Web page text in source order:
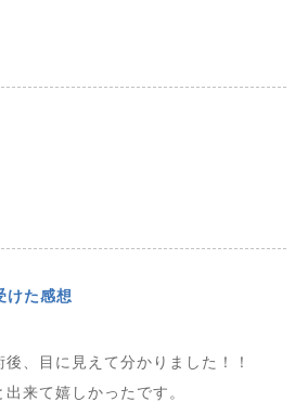
けた感想
、目に見えて分かりました！！
来て嬉しかったです。